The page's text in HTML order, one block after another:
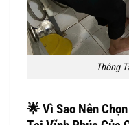
Thông
🌟Vì Sao Nên